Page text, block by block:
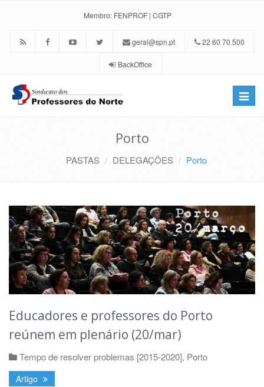
Membro: FENPROF | CGTP
geral@spn.pt 22 60 70 500
BackOffice
Toggle
Porto
PASTAS DELEGAÇÕES Porto
Educadores e professores do Porto
reúnem em plenário (20/mar)
Tempo de resolver problemas [2015-2020], Porto
Artigo